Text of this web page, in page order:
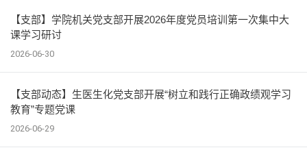
【支部】学院机关党支部开展2026年度党员培训第一次集中大
课学习研讨
2026-06-30
【支部动态】生医生化党支部开展“树立和践行正确政绩观学习
教育”专题党课
2026-06-29